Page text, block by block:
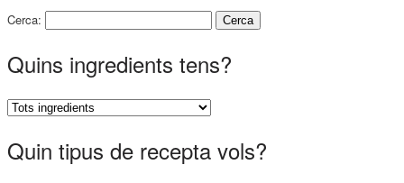
Cerca:
Quins ingredients tens?
Quin tipus de recepta vols?